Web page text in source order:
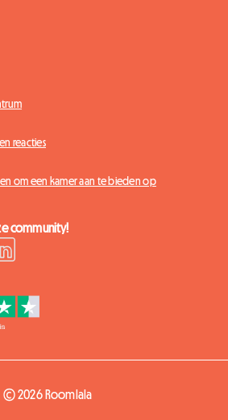
reacties
om een kamer aan te bieden op
community!
© 2026 Roomlala